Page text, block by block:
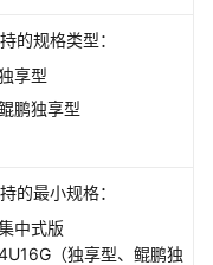
的规格类型：
享型
鹏独享型
的最小规格：
中式版
（独享型、鲲鹏独